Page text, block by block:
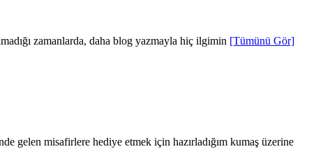
zamanlarda, daha blog yazmayla hiç ilgimin [Tümünü Gör]
gelen misafirlere hediye etmek için hazırladığım kumaş üzerine